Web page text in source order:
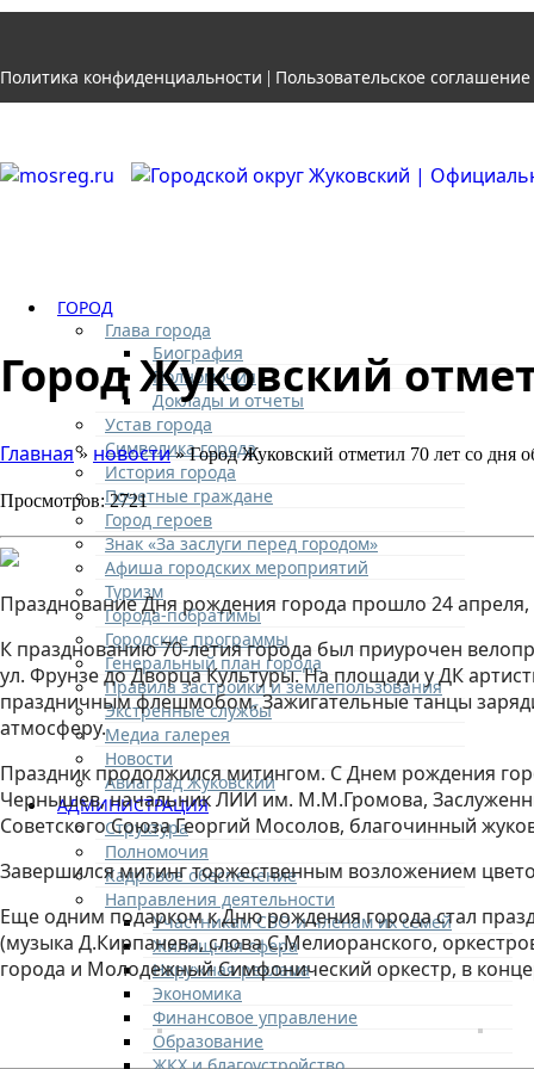
Политика конфиденциальности | Пользовательское соглашение
ГОРОД
Глава города
Биография
Полномочия
Доклады и отчеты
Устав города
Символика города
История города
Почетные граждане
Город героев
Знак «За заслуги перед городом»
Афиша городских мероприятий
Туризм
Города-побратимы
Городские программы
Генеральный план города
Правила застройки и землепользования
Экстренные службы
Медиа галерея
Новости
Авиаград Жуковский
АДМИНИСТРАЦИЯ
Структура
Полномочия
Кадровое обеспечение
Направления деятельности
Участникам СВО и членам их семей
Жилищная сфера
Наружная реклама
Экономика
Финансовое управление
Образование
ЖКХ и благоустройство
Город Жуковский
Главная» новости» Город Жуковский отметил 70 лет со дня
Просмотров: 2721
Празднование Дня рождения города прошло 24
К празднованию 70-летия города был приурочен
ул. Фрунзе до Дворца Культуры. На площади у ДК
праздничным флешмобом. Зажигательные танцы
атмосферу.
Праздник продолжился митингом. С Днем рождения
Чернышев, начальник ЛИИ им. М.М.Громова,
Советского Союза Георгий Мосолов, благочинный
Завершился митинг торжественным возложением
Еще одним подарком к Дню рождения города стал
(музыка Д.Кирпанева, слова С.Мелиоранского,
города и Молодежный Симфонический оркестр, в